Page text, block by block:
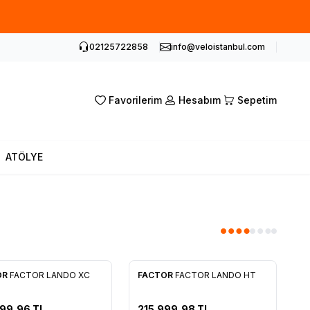
02125722858 info@veloistanbul.com
Favorilerim Hesabım Sepetim
ATÖLYE
Ekle
FACTOR LANDO XC
FACTOR FACTOR LANDO HT